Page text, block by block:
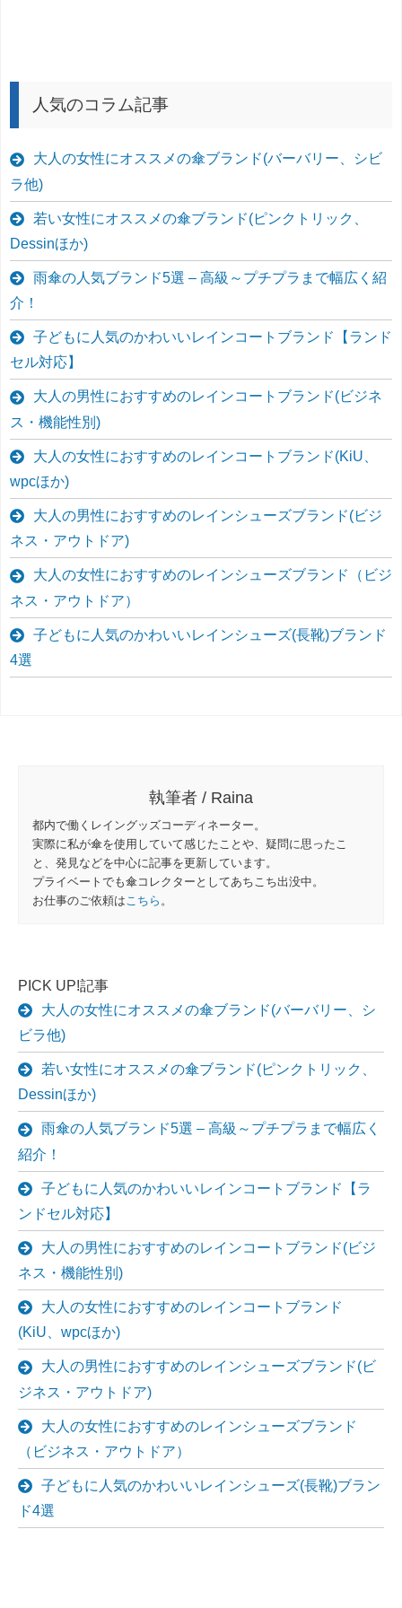
人気のコラム記事
大人の女性にオススメの傘ブランド(バーバリー、シビ
ラ他)
若い女性にオススメの傘ブランド(ピンクトリック、
Dessinほか)
雨傘の人気ブランド5選 – 高級～プチプラまで幅広く紹
介！
子どもに人気のかわいいレインコートブランド【ランド
セル対応】
大人の男性におすすめのレインコートブランド(ビジネ
ス・機能性別)
大人の女性におすすめのレインコートブランド(KiU、
wpcほか)
大人の男性におすすめのレインシューズブランド(ビジ
ネス・アウトドア)
大人の女性におすすめのレインシューズブランド（ビジ
ネス・アウトドア）
子どもに人気のかわいいレインシューズ(長靴)ブランド
4選
執筆者 / Raina
都内で働くレイングッズコーディネーター。
実際に私が傘を使用していて感じたことや、疑問に思ったこ
と、発見などを中心に記事を更新しています。
プライベートでも傘コレクターとしてあちこち出没中。
お仕事のご依頼は こちら 。
PICK UP!記事
大人の女性にオススメの傘ブランド(バーバリー、シ
ビラ他)
若い女性にオススメの傘ブランド(ピンクトリック、
Dessinほか)
雨傘の人気ブランド5選 – 高級～プチプラまで幅広く
紹介！
子どもに人気のかわいいレインコートブランド【ラ
ンドセル対応】
大人の男性におすすめのレインコートブランド(ビジ
ネス・機能性別)
大人の女性におすすめのレインコートブランド
(KiU、wpcほか)
大人の男性におすすめのレインシューズブランド(ビ
ジネス・アウトドア)
大人の女性におすすめのレインシューズブランド
（ビジネス・アウトドア）
子どもに人気のかわいいレインシューズ(長靴)ブラン
ド4選